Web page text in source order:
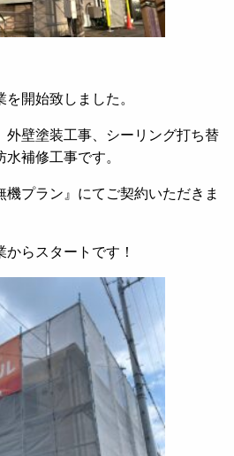
開始致しました。
外壁塗装工事、シーリング打ち替
補修工事です。
プラン』にてご契約いただきま
らスタートです！